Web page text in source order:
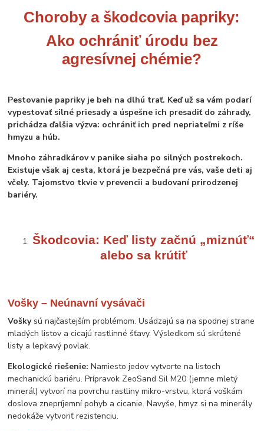
Choroby a škodcovia papriky:
Ako ochrániť úrodu bez
agresívnej chémie?
Pestovanie papriky je beh na dlhú trať. Keď už sa vám podarí
vypestovať silné priesady a úspešne ich presadiť do záhrady,
prichádza ďalšia výzva: ochrániť ich pred nepriateľmi z ríše
hmyzu a húb.
Mnoho záhradkárov v panike siaha po silných postrekoch.
Existuje však aj cesta, ktorá je bezpečná pre vás, vaše deti aj
včely. Tajomstvo tkvie v prevencii a budovaní prirodzenej
bariéry.
Škodcovia: Keď listy začnú „miznúť“
alebo sa krútiť
Vošky – Neúnavní vysávači
Voškysú najčastejším problémom. Usádzajú sa na spodnej strane
mladých listov a cicajú rastlinné šťavy. Výsledkom sú skrútené
listy a lepkavý povlak.
Ekologické riešenie:Namiesto jedov vytvorte na listoch
mechanickú bariéru. Prípravok ZeoSand Sil M20 (jemne mletý
minerál) vytvorí na povrchu rastliny mikro-vrstvu, ktorá voškám
doslova znepríjemní pohyb a cicanie. Navyše, hmyz si na minerály
nedokáže vytvoriť rezistenciu.